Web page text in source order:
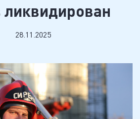
ликвидирован
28.11.2025